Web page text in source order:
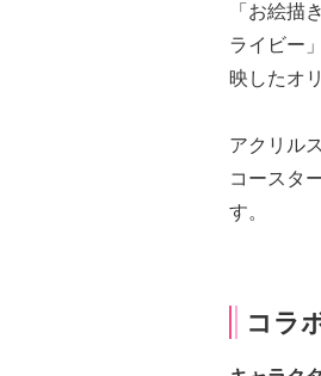
「お絵描
ライビー
映したオ
アクリル
コースタ
す。
コラ